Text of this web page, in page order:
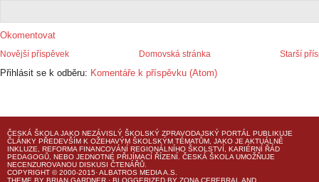
Okomentovat
Novější příspěvek Starší
Domovská stránka
Přihlásit se k odběru: Komentáře k příspěvku (Atom)
ČESKÁ ŠKOLA JAKO NEZÁVISLÝ ŠKOLSKÝ ZPRAVODAJSKÝ PORTÁL PUBLIKUJE
ČLÁNKY PŘEDEVŠÍM K OŽEHAVÝM ŠKOLSKÝM TÉMATŮM, JAKO JE AKTUÁLNĚ
INKLUZE, REFORMA FINANCOVÁNÍ REGIONÁLNÍHO ŠKOLSTVÍ, KARIÉRNÍ ŘÁD
PEDAGOGŮ, NEBO JEDNOTNÉ PŘIJÍMACÍ ŘÍZENÍ. ČESKÁ ŠKOLA UMOŽŇUJE
NECENZUROVANOU DISKUSI ČTENÁŘŮ.
COPYRIGHT © 2000-2015· ALBATROS MEDIA A.S.
THEME BY BRIAN GARDNER · BLOGGERIZED BY ZONA CEREBRAL AND